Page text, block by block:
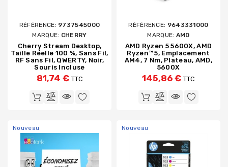
RÉFÉRENCE: 9737545000
MARQUE: CHERRY
Cherry Stream Desktop,
Taille Réelle 100 %, Sans Fil,
RF Sans Fil, QWERTY, Noir,
Souris Incluse
81,74 € TTC
RÉFÉRENCE: 9643331000
MARQUE: AMD
AMD Ryzen 5 5600X, AMD
Ryzen™ 5, Emplacement
AM4, 7 Nm, Plateau, AMD,
5600X
145,86 € TTC
Nouveau Nouveau